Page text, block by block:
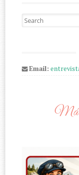
Search for:
Email: